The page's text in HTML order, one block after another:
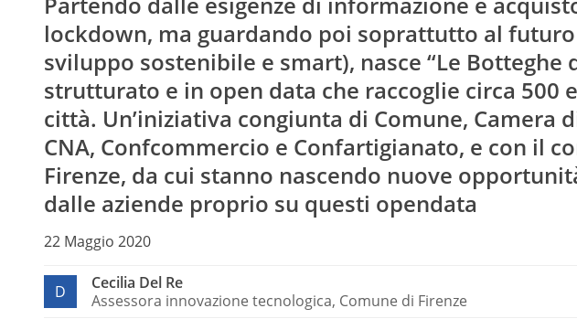
lockdown, ma guardando poi soprattutto al
sviluppo sostenibile e smart), nasce “Le Botteghe
strutturato e in open data che raccoglie circa 500
città. Un’iniziativa congiunta di Comune, Camera
CNA, Confcommercio e Confartigianato, e con il
Firenze, da cui stanno nascendo nuove
dalle aziende proprio su questi opendata
22 Maggio 2020
D
Cecilia Del Re
Assessora innovazione tecnologica, Comune di Firenze